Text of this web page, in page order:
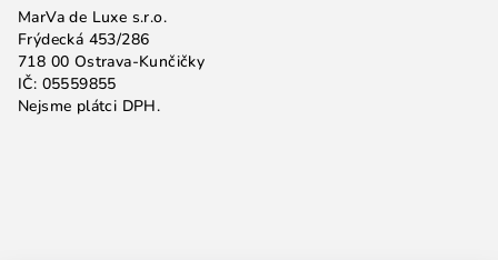
MarVa de Luxe s.r.o.
Frýdecká 453/286
718 00 Ostrava-Kunčičky
IČ: 05559855
Nejsme plátci DPH.